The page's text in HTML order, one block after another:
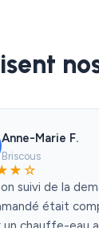
Anne-Marie F.
Briscous
suivi de la
était